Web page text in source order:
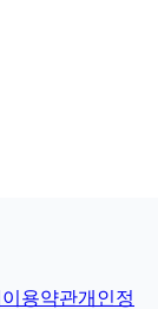
이용약관개인정